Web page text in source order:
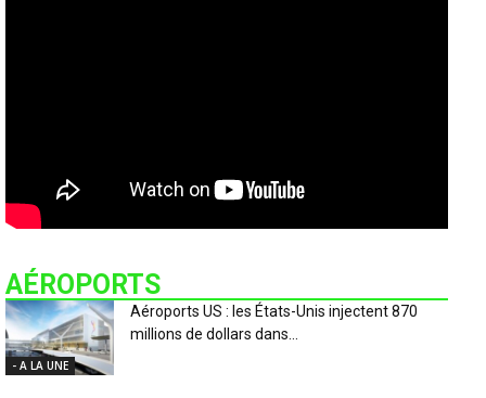
AÉROPORTS
- A LA UNE
Aéroports US : les États-Unis injectent 870
millions de dollars dans...